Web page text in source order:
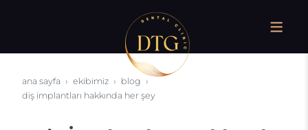
ana sayfa ekibimiz
blog
diş i̇mplantları hakkında her şey